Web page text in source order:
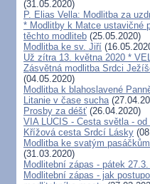
(31.05.2020)
P. Elias Vella: Modlitba za
* Modlitby k Matce ustavičné
těchto modliteb (25.05.2020)
Modlitba ke sv. Jiří
Už zítra 13. května 2020 *
Zásvětná modlitba Srdci
(04.05.2020)
Modlitba k blahoslavené
Litanie v čase sucha
Prosby za déšť (26.04.2020)
VIA LUCIS - Cesta světla -
Křížová cesta Srdcí Lásky
Modlitba ke svatým
(31.03.2020)
Modlitební zápas - pátek
Modlitební zápas - jak